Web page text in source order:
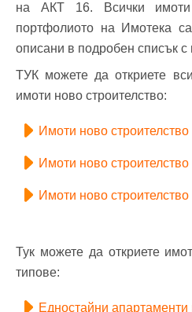
на АКТ 16. Всички имоти
портфолиото на Имотека
описани в подробен списък
ТУК можете да откриете
имоти ново строителство:
Имоти ново
Имоти ново
Имоти ново
Тук можете да откриете
типове:
Едностайни апартаменти